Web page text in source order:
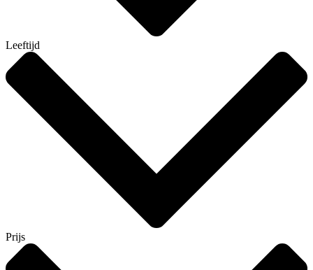
Leeftijd
Prijs